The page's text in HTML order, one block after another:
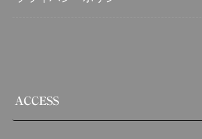
ACCESS